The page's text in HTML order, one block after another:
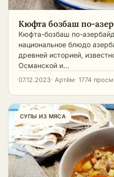
Кюфта бозбаш по-
Кюфта-бозбаш по-
национальное блюдо
древней историей,
Османской и…
07.12.2023· Артём· 1774 просм.
СУПЫ ИЗ МЯСА